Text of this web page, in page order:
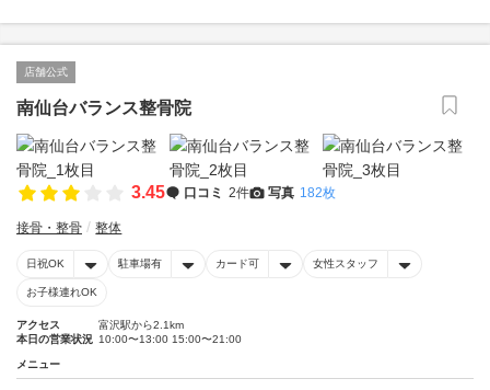
店舗公式
南仙台バランス整骨院
3.45 口コミ 2件 写真 182枚
接骨・整骨 整体
日祝OK 駐車場有 カード可 女性スタッフ
お子様連れOK
アクセス
富沢駅から2.1km
本日の営業状況 10:00〜13:00 15:00〜21:00
メニュー